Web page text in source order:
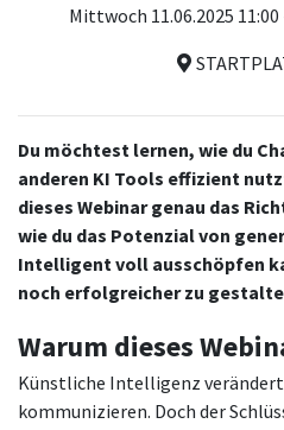
Mittwoch 11.06.2025
Du möchtest lernen, wie du
anderen KI Tools effizient
dieses Webinar genau das
wie du das Potenzial von
Intelligent voll ausschöpfen
noch erfolgreicher zu
Warum dieses
Künstliche Intelligenz
kommunizieren. Doch der